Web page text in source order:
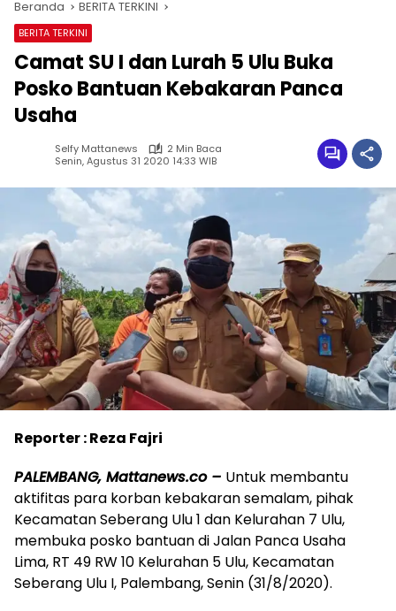
Beranda BERITA TERKINI
BERITA TERKINI
Camat SU I dan Lurah 5 Ulu Buka
Posko Bantuan Kebakaran Panca
Usaha
Selfy Mattanews
2 Min Baca
Senin, Agustus 31 2020 14:33 WIB
Reporter : Reza Fajri
PALEMBANG, Mattanews.co – Untuk membantu
aktifitas para korban kebakaran semalam, pihak
Kecamatan Seberang Ulu 1 dan Kelurahan 7 Ulu,
membuka posko bantuan di Jalan Panca Usaha
Lima, RT 49 RW 10 Kelurahan 5 Ulu, Kecamatan
Seberang Ulu I, Palembang, Senin (31/8/2020).